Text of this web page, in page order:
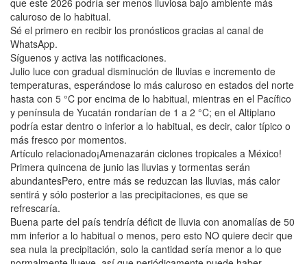
que este 2026 podría ser menos lluviosa bajo ambiente más
caluroso de lo habitual.
Sé el primero en recibir los pronósticos gracias al canal de
WhatsApp.
Síguenos y activa las notificaciones.
Julio luce con gradual disminución de lluvias e incremento de
temperaturas, esperándose lo más caluroso en estados del norte
hasta con 5 °C por encima de lo habitual, mientras en el Pacífico
y península de Yucatán rondarían de 1 a 2 °C; en el Altiplano
podría estar dentro o inferior a lo habitual, es decir, calor típico o
más fresco por momentos.
Artículo relacionado¡Amenazarán ciclones tropicales a México!
Primera quincena de junio las lluvias y tormentas serán
abundantesPero, entre más se reduzcan las lluvias, más calor
sentirá y sólo posterior a las precipitaciones, es que se
refrescaría.
Buena parte del país tendría déficit de lluvia con anomalías de 50
mm inferior a lo habitual o menos, pero esto NO quiere decir que
sea nula la precipitación, solo la cantidad sería menor a lo que